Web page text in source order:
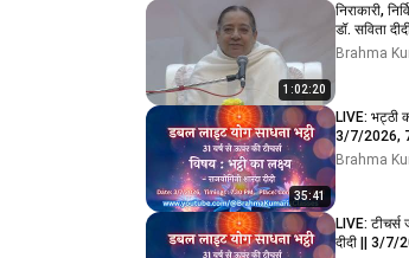
1:02:20
निराकारी, निर्विकारी,
डॉ. सविता
Brahma
35:41
LIVE: भट्ठी
3/7/2026,
Brahma
LIVE: टीचर्स
दीदी ||